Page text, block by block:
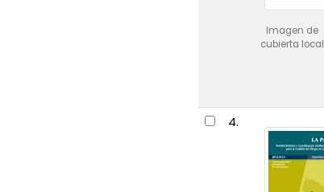
Imagen de
cubierta local
4.